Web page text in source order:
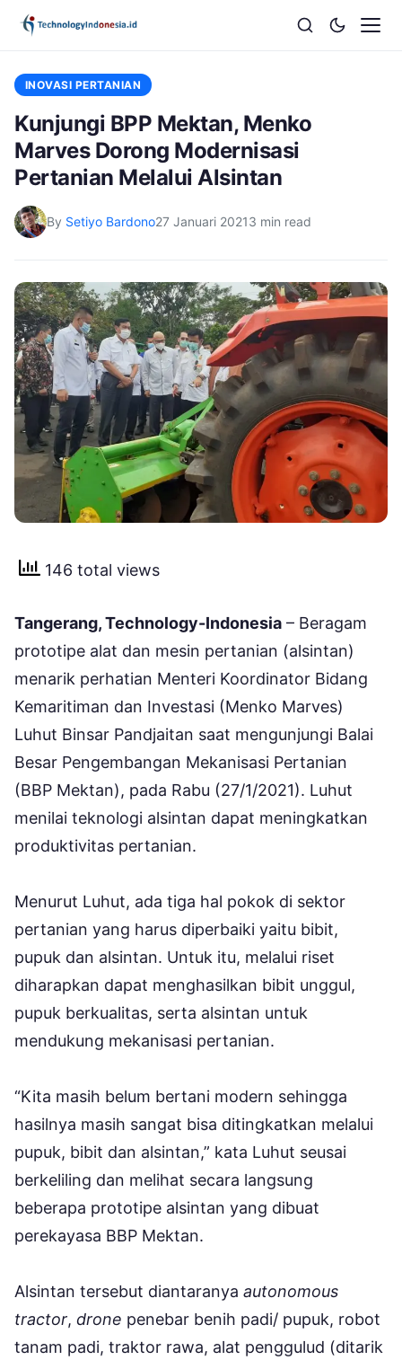
INOVASI PERTANIAN
Kunjungi BPP Mektan, Menko
Marves Dorong Modernisasi
Pertanian Melalui Alsintan
By Setiyo Bardono27 Januari 20213 min read
146 total views
Tangerang, Technology-Indonesia – Beragam
prototipe alat dan mesin pertanian (alsintan)
menarik perhatian Menteri Koordinator Bidang
Kemaritiman dan Investasi (Menko Marves)
Luhut Binsar Pandjaitan saat mengunjungi Balai
Besar Pengembangan Mekanisasi Pertanian
(BBP Mektan), pada Rabu (27/1/2021). Luhut
menilai teknologi alsintan dapat meningkatkan
produktivitas pertanian.
Menurut Luhut, ada tiga hal pokok di sektor
pertanian yang harus diperbaiki yaitu bibit,
pupuk dan alsintan. Untuk itu, melalui riset
diharapkan dapat menghasilkan bibit unggul,
pupuk berkualitas, serta alsintan untuk
mendukung mekanisasi pertanian.
“Kita masih belum bertani modern sehingga
hasilnya masih sangat bisa ditingkatkan melalui
pupuk, bibit dan alsintan,” kata Luhut seusai
berkeliling dan melihat secara langsung
beberapa prototipe alsintan yang dibuat
perekayasa BBP Mektan.
Alsintan tersebut diantaranya autonomous
tractor, drone penebar benih padi/ pupuk, robot
tanam padi, traktor rawa, alat penggulud (ditarik